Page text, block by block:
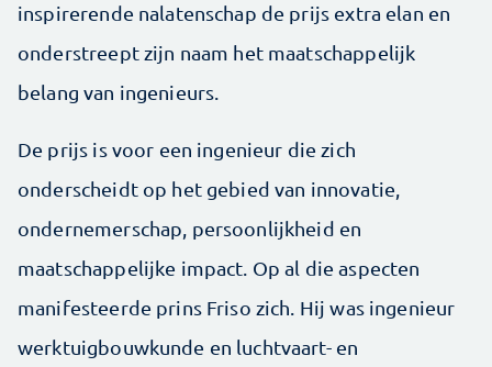
inspirerende nalatenschap de prijs extra elan en
onderstreept zijn naam het maatschappelijk
belang van ingenieurs.
De prijs is voor een ingenieur die zich
onderscheidt op het gebied van innovatie,
ondernemerschap, persoonlijkheid en
maatschappelijke impact. Op al die aspecten
manifesteerde prins Friso zich. Hij was ingenieur
werktuigbouwkunde en luchtvaart- en